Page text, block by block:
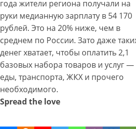
года жители региона получали на
руки медианную зарплату в 54 170
рублей. Это на 20% ниже, чем в
среднем по России. Зато даже
денег хватает, чтобы оплатить 2,1
базовых набора товаров и услуг —
еды, транспорта, ЖКХ и прочего
необходимого.
Spread the love